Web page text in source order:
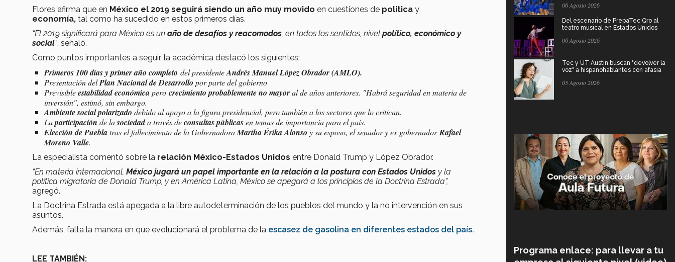
Flores afirma que en México el 2019 seguirá siendo un año muy movido en cuestiones de política y
economía, tal como ha sucedido en estos primeros días.
“El 2019 significará para México es un año de desafíos y reacomodos , en todos los sentidos, nivel político, económico y
social”, señaló.
Como puntos importantes a seguir, la académica destacó los siguientes:
Primeros 100 días y primer año completo del presidenteAndrés Manuel López Obrador (AMLO).
Presentación delPlan Nacional de Desarrollo por parte del gobierno
Previsibleestabilidad económicapero crecimiento probablemente no mayoral de años anteriores. "Habrá seguridad en materia de
inversión", estimó, sin embargo.
Ambiente social polarizado debido al apoyo a la figura presidencial, pero también a los sectores que lo critican.
Laparticipación de lasociedada través deconsultas públicasen temas de importancia para el país.
Elección de Pueblatras el fallecimiento de la GobernadoraMartha Érika Alonso y su esposo, el senador y ex gobernadorRafael
Moreno Valle.
La especialista comentó sobre la relación México-Estados Unidos entre Donald Trump y López Obrador.
“En materia internacional, México jugará un papel importante en la relación a la postura con Estados Unidos y la
política migratoria de Donald Trump, y en América Latina, México se apegará a los principios de la Doctrina Estrada”,
agregó.
La Doctrina Estrada está apegada a la libre autodeterminación de los pueblos del mundo y la no intervención en sus
asuntos.
Además, falta la manera en que evolucionará el problema de la escasez de gasolina en diferentes estados del país.
LEE TAMBIÉN:
06 Agosto 2026
Del escenario de PrepaTec Qro al
teatro musical en Estados Unidos
06 Agosto 2026
Tec y UT Austin buscan "devolver la
voz" a hispanohablantes con afasia
05 Agosto 2026
Programa enlace: para llevar a tu